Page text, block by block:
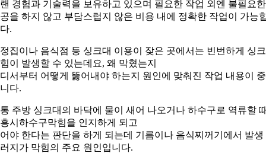
경험과 기술력을 보유하고 있으며 필요한 작업 외엔 불필요한
을 하지 않고 부담스럽지 않은 비용 내에 정확한 작업이 가능
.
집이나 음식점 등 싱크대 이용이 잦은 곳에서는 빈번하게 싱
이 발생할 수 있는데요, 왜 막혔는지
서부터 어떻게 뚫어내야 하는지 원인에 맞춰진 작업 내용이
다.
주방 싱크대의 바닥에 물이 새어 나오거나 하수구로 역류할
시하수구막힘을 인지하게 되고
야 한다는 판단을 하게 되는데 기름이나 음식찌꺼기에서 발생
지가 막힘의 주요 원인입니다.